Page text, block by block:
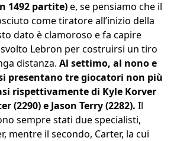
1492 partite)e, se pensiamo che il
come tiratore all’inizio della
dato è clamoroso e fa capire
Lebron per costruirsi un tiro
distanza. Al settimo, al nono e
presentano tre giocatori non più
rispettivamente di Kyle Korver
(2290) e Jason Terry (2282). Il
sempre stati due specialisti,
mentre il secondo, Carter, la cui